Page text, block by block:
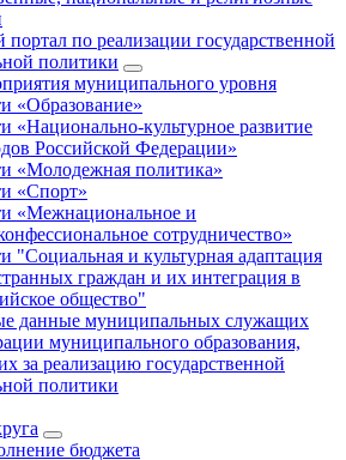
портал по реализации государственной
политики
муниципального уровня
«Образование»
«Национально-культурное развитие
Российской Федерации»
«Молодежная политика»
«Спорт»
«Межнациональное и
сотрудничество»
"Социальная и культурная адаптация
граждан и их интеграция в
общество"
данные муниципальных служащих
муниципального образования,
за реализацию государственной
политики
бюджета